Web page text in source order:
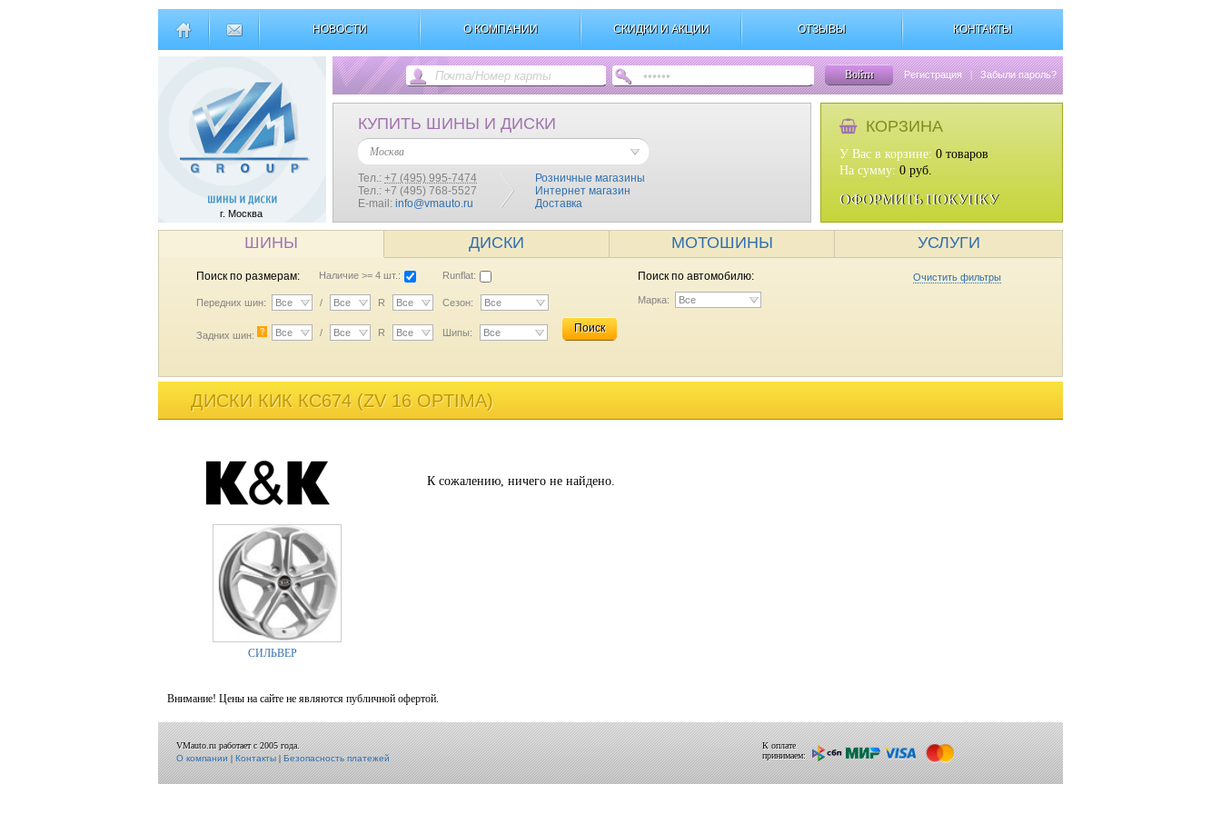
НОВОСТИ О КОМПАНИИ СКИДКИ И АКЦИИ ОТЗЫВЫ КОНТАКТЫ
г. Москва
Войти Регистрация | Забыли пароль?
КУПИТЬ ШИНЫ И ДИСКИ
Москва
Тел.: +7 (495) 995-7474
Тел.: +7 (495) 768-5527
E-mail: info@vmauto.ru
Розничные магазины
Интернет магазин
Доставка
КОРЗИНА
У Вас в корзине: 0 товаров
На сумму: 0 руб.
ОФОРМИТЬ ПОКУПКУ
ШИНЫ ДИСКИ МОТОШИНЫ УСЛУГИ
Поиск по размерам: Наличие >= 4 шт.: Runflat:
Передних шин: Все / Все R Все Сезон: Все
Задних шин: ? Все / Все R Все Шипы: Все Поиск
Поиск по автомобилю: Очистить фильтры
Марка: Все
ДИСКИ КИК КС674 (ZV 16 OPTIMA)
СИЛЬВЕР
К сожалению, ничего не найдено.
Внимание! Цены на сайте не являются публичной офертой.
VMauto.ru работает с 2005 года.
О компании|Контакты|Безопасность платежей
К оплате
принимаем: